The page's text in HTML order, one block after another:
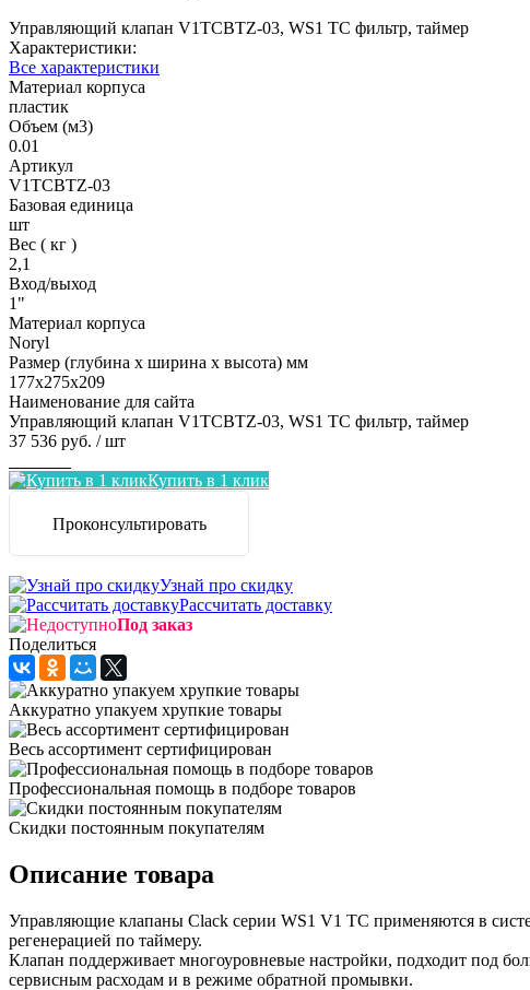
Управляющий клапан V1TCBTZ-03, WS1 TC фильтр, таймер
Характеристики:
Все характеристики
Материал корпуса
пластик
Объем (м3)
0.01
Артикул
V1TCBTZ-03
Базовая единица
шт
Вес ( кг )
2,1
Вход/выход
1"
Материал корпуса
Noryl
Размер (глубина х ширина х высота) мм
177х275х209
Наименование для сайта
Управляющий клапан V1TCBTZ-03, WS1 TC фильтр, таймер
37 536 руб. / шт
Купить в 1 клик
Проконсультировать
Узнай про скидку
Рассчитать доставку
Под заказ
Поделиться
Аккуратно упакуем хрупкие товары
Весь ассортимент сертифицирован
Профессиональная помощь в подборе товаров
Скидки постоянным покупателям
Описание товара
Управляющие клапаны Clack серии WS1 V1 ТС применяются в
регенерацией по таймеру.
Клапан поддерживает многоуровневые настройки, подходит под
сервисным расходам и в режиме обратной промывки.